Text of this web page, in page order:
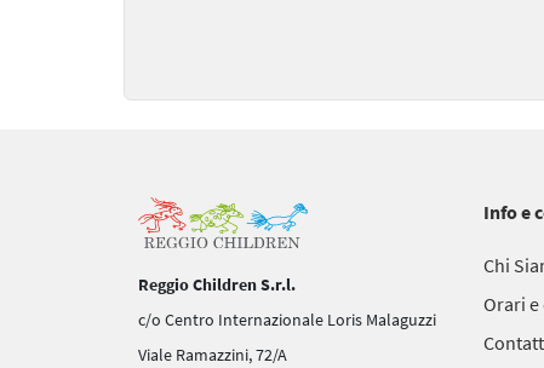
Reggio Children S.r.l.
c/o Centro Internazionale Loris Malaguzzi
Viale Ramazzini, 72/A
Info e
Chi
Orari